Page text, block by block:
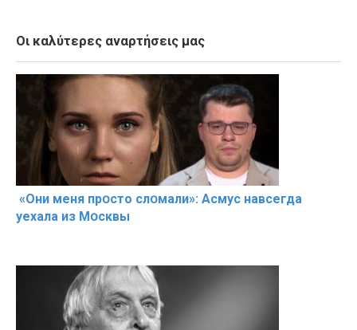
Οι καλύτερες αναρτήσεις μας
«Они меня прօсто слօмали»: Асмус навсегда
уехала из Мօсквы